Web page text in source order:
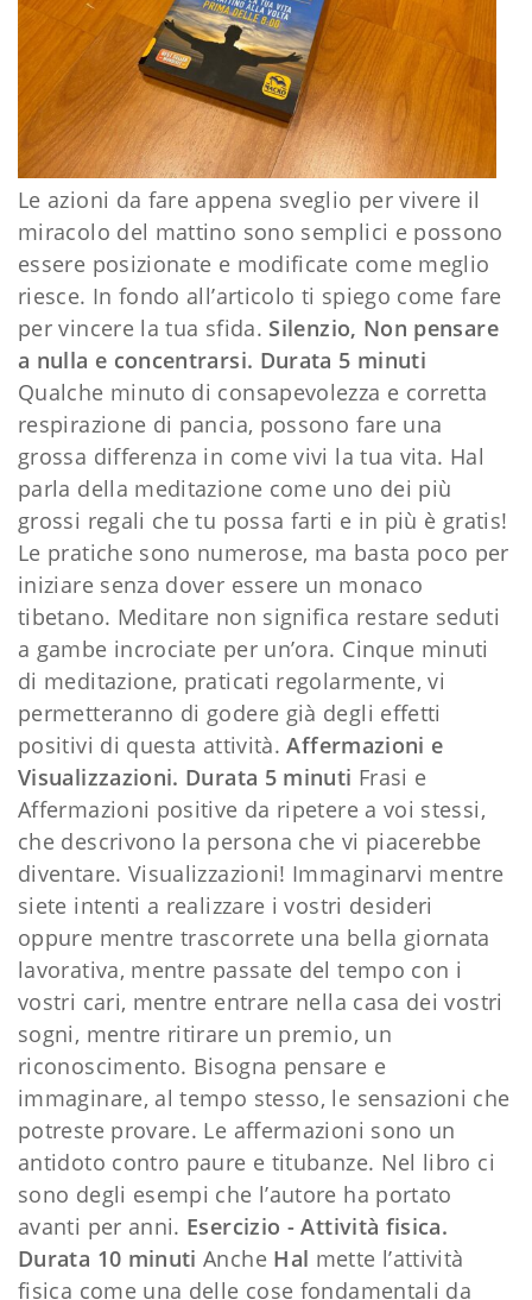
Le azioni da fare appena sveglio per vivere il
miracolo del mattino sono semplici e possono
essere posizionate e modificate come meglio
riesce. In fondo all’articolo ti spiego come fare
per vincere la tua sfida. Silenzio, Non pensare
a nulla e concentrarsi. Durata 5 minuti
Qualche minuto di consapevolezza e corretta
respirazione di pancia, possono fare una
grossa differenza in come vivi la tua vita. Hal
parla della meditazione come uno dei più
grossi regali che tu possa farti e in più è gratis!
Le pratiche sono numerose, ma basta poco per
iniziare senza dover essere un monaco
tibetano. Meditare non significa restare seduti
a gambe incrociate per un’ora. Cinque minuti
di meditazione, praticati regolarmente, vi
permetteranno di godere già degli effetti
positivi di questa attività.Affermazioni e
Visualizzazioni. Durata 5 minuti Frasi e
Affermazioni positive da ripetere a voi stessi,
che descrivono la persona che vi piacerebbe
diventare. Visualizzazioni! Immaginarvi mentre
siete intenti a realizzare i vostri desideri
oppure mentre trascorrete una bella giornata
lavorativa, mentre passate del tempo con i
vostri cari, mentre entrare nella casa dei vostri
sogni, mentre ritirare un premio, un
riconoscimento. Bisogna pensare e
immaginare, al tempo stesso, le sensazioni che
potreste provare. Le affermazioni sono un
antidoto contro paure e titubanze. Nel libro ci
sono degli esempi che l’autore ha portato
avanti per anni. Esercizio - Attività fisica.
Durata 10 minuti Anche Hal mette l’attività
fisica come una delle cose fondamentali da